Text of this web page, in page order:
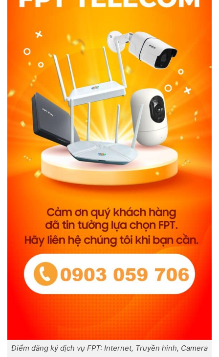
Điểm đăng ký dịch vụ FPT: Internet, Truyền hình, Camera